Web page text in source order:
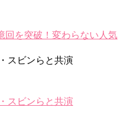
回を突破！変わらない人気
スビンらと共演
スビンらと共演